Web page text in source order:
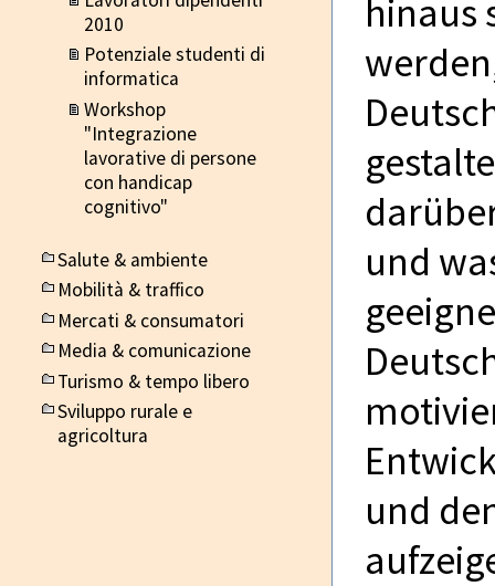
2010
Potenziale studenti di
informatica
Workshop
"Integrazione
lavorative di persone
con handicap
cognitivo"
Salute & ambiente
Mobilità & traffico
Mercati & consumatori
Media & comunicazione
Turismo & tempo libero
Sviluppo rurale e
agricoltura
hinaus
und
und